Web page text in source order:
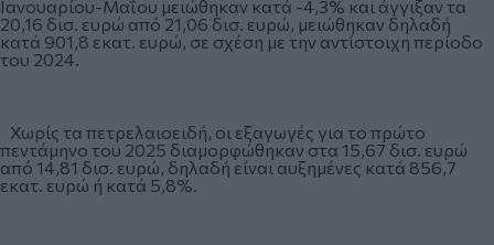
Ιανουαρίου-Μαΐου μειώθηκαν κατά -4,3% και άγγιξαν τα
20,16 δισ. ευρώ από 21,06 δισ. ευρώ, μειώθηκαν δηλαδή
κατά 901,8 εκατ. ευρώ, σε σχέση με την αντίστοιχη περίοδο
του 2024.
Χωρίς τα πετρελαιοειδή, οι εξαγωγές για το πρώτο
πεντάμηνο του 2025 διαμορφώθηκαν στα 15,67 δισ. ευρώ
από 14,81 δισ. ευρώ, δηλαδή είναι αυξημένες κατά 856,7
εκατ. ευρώ ή κατά 5,8%.